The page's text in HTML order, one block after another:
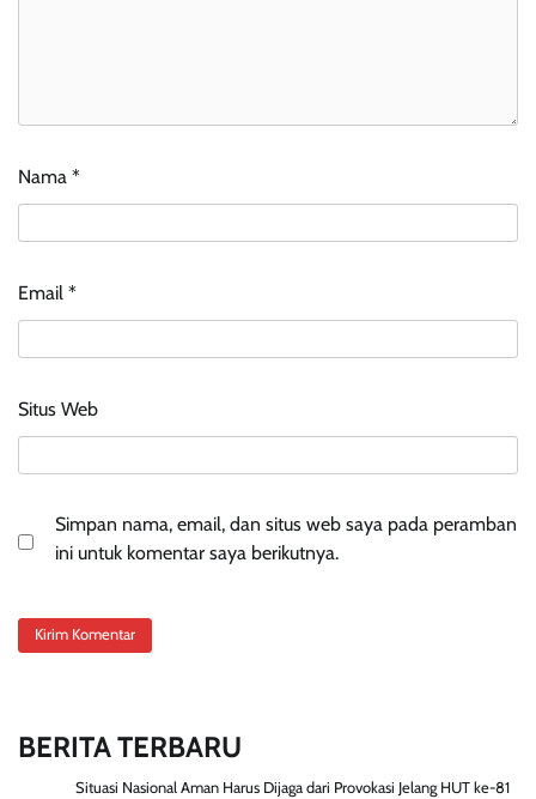
Nama *
Email *
Situs Web
Simpan nama, email, dan situs web saya pada peramban
ini untuk komentar saya berikutnya.
BERITA TERBARU
Situasi Nasional Aman Harus Dijaga dari Provokasi Jelang HUT ke-81